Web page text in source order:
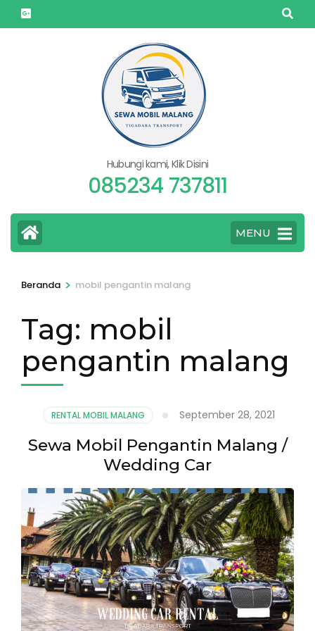
Lompat
ke
Hubungi kami, Klik Disini
085234 737811
MENU
Beranda > mobil pengantin malang
Tag: mobil
pengantin malang
RENTAL MOBIL MALANG September 28, 2021
Sewa Mobil Pengantin Malang /
Wedding Car